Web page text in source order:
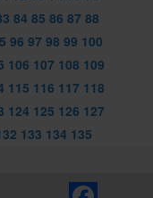
84 85 86 87 88
96 97 98 99 100
106 107 108 109
115 116 117 118
124 125 126 127
133 134 135